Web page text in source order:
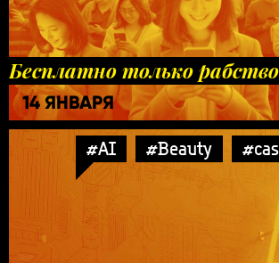
Бесплатно только рабство
14 ЯНВАРЯ
#AI #Beauty